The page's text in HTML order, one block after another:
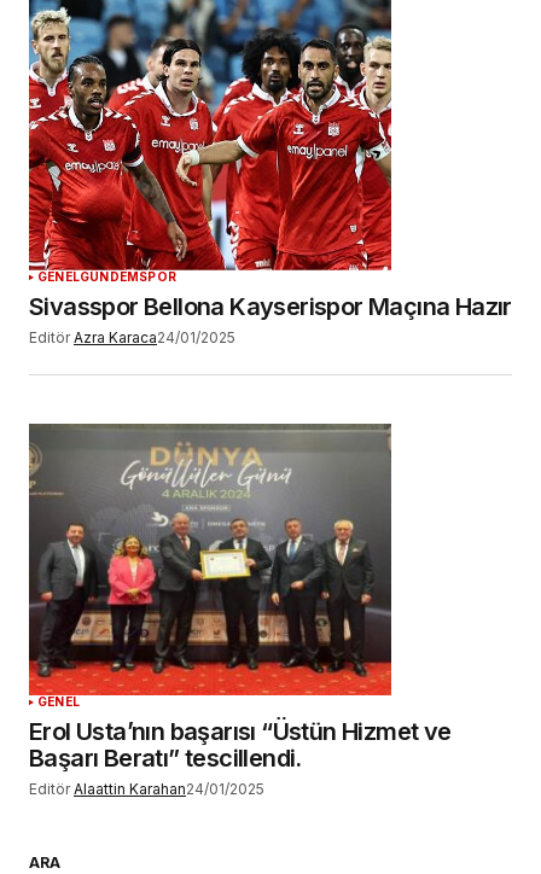
GENELGÜNDEMSPOR
Sivasspor Bellona Kayserispor Maçına Hazır
Editör Azra Karaca24/01/2025
GENEL
Erol Usta’nın başarısı “Üstün Hizmet ve
Başarı Beratı” tescillendi.
Editör Alaattin Karahan24/01/2025
ARA